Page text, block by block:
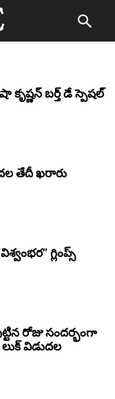
కృష్ణన్‌ బర్త్ డే స్పెషల్
తేదీ ఖరారు
గ్లింప్స్‌
రోజు సందర్భంగా
విడుదల